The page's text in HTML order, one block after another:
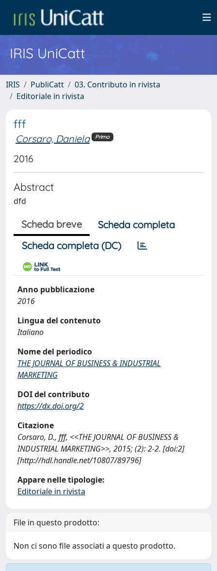
IRIS UniCatt
IRIS PubliCatt
03. Contributo in rivista
Editoriale in rivista
fff
Corsaro, Daniela Primo
2016
Abstract
dfd
Scheda breve
Scheda completa
Scheda completa (DC)
Anno pubblicazione
2016
Lingua del contenuto
Italiano
Nome del periodico
THE JOURNAL OF BUSINESS & INDUSTRIAL
MARKETING
DOI del contributo
https://dx.doi.org/2
Citazione
Corsaro, D., fff, <<THE JOURNAL OF BUSINESS &
INDUSTRIAL MARKETING>>, 2015; (2): 2-2. [doi:2]
[http://hdl.handle.net/10807/89796]
Appare nelle tipologie:
Editoriale in rivista
File in questo prodotto:
Non ci sono file associati a questo prodotto.